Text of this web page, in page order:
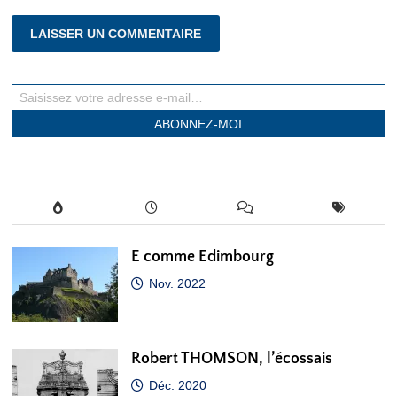
Saisissez votre adresse e-mail…
ABONNEZ-MOI
E comme Edimbourg
Nov. 2022
Robert THOMSON, l’écossais
Déc. 2020